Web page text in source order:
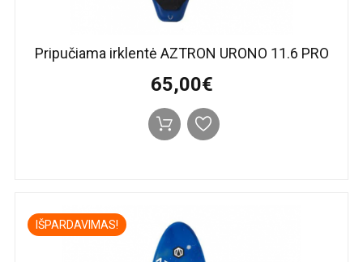
Pripučiama irklentė AZTRON URONO 11.6 PRO
65,00€
IŠPARDAVIMAS!